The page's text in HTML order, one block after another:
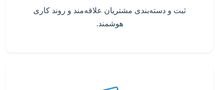
ثبت و دسته‌بندی مشتریان علاقه‌مند و روند کاری
هوشمند.